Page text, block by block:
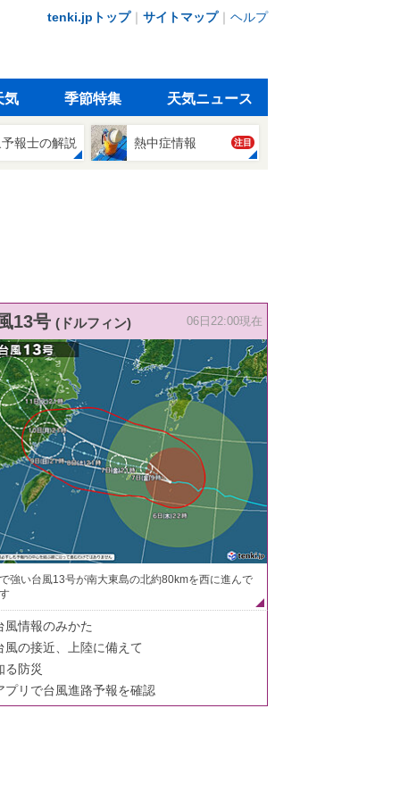
tenki.jpトップ｜ サイトマップ｜ ヘルプ
気 季節特集 天気ニュース
報士の解説 熱中症情報 注目
13号 (ドルフィン) 06日22:00現在
強い台風13号が南大東島の北約80kmを西に進んで
風情報のみかた
風の接近、上陸に備えて
る防災
プリで台風進路予報を確認